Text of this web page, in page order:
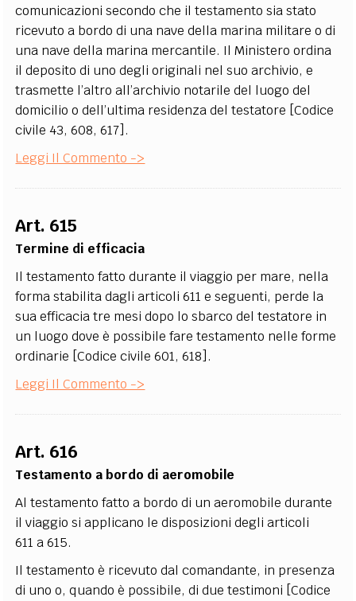
comunicazioni secondo che il testamento sia stato
ricevuto a bordo di una nave della marina militare o di
una nave della marina mercantile. Il Ministero ordina
il deposito di uno degli originali nel suo archivio, e
trasmette l’altro all’archivio notarile del luogo del
domicilio o dell’ultima residenza del testatore [Codice
civile 43, 608, 617].
Leggi Il Commento ->
Art. 615
Termine di efficacia
Il testamento fatto durante il viaggio per mare, nella
forma stabilita dagli articoli 611 e seguenti, perde la
sua efficacia tre mesi dopo lo sbarco del testatore in
un luogo dove è possibile fare testamento nelle forme
ordinarie [Codice civile 601, 618].
Leggi Il Commento ->
Art. 616
Testamento a bordo di aeromobile
Al testamento fatto a bordo di un aeromobile durante
il viaggio si applicano le disposizioni degli articoli
611 a 615.
Il testamento è ricevuto dal comandante, in presenza
di uno o, quando è possibile, di due testimoni [Codice